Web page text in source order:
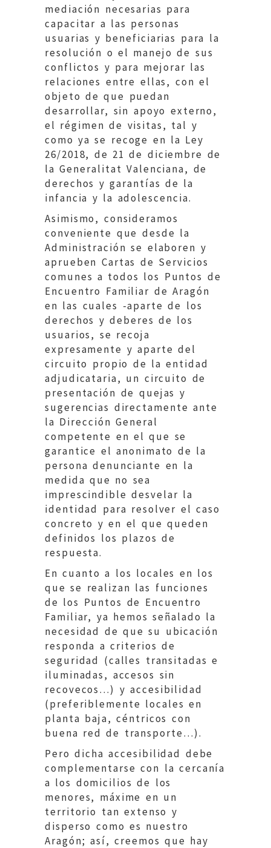
mediación necesarias para
capacitar a las personas
usuarias y beneficiarias para la
resolución o el manejo de sus
conflictos y para mejorar las
relaciones entre ellas, con el
objeto de que puedan
desarrollar, sin apoyo externo,
el régimen de visitas, tal y
como ya se recoge en la Ley
26/2018, de 21 de diciembre de
la Generalitat Valenciana, de
derechos y garantías de la
infancia y la adolescencia.
Asimismo, consideramos
conveniente que desde la
Administración se elaboren y
aprueben Cartas de Servicios
comunes a todos los Puntos de
Encuentro Familiar de Aragón
en las cuales -aparte de los
derechos y deberes de los
usuarios, se recoja
expresamente y aparte del
circuito propio de la entidad
adjudicataria, un circuito de
presentación de quejas y
sugerencias directamente ante
la Dirección General
competente en el que se
garantice el anonimato de la
persona denunciante en la
medida que no sea
imprescindible desvelar la
identidad para resolver el caso
concreto y en el que queden
definidos los plazos de
respuesta.
En cuanto a los locales en los
que se realizan las funciones
de los Puntos de Encuentro
Familiar, ya hemos señalado la
necesidad de que su ubicación
responda a criterios de
seguridad (calles transitadas e
iluminadas, accesos sin
recovecos…) y accesibilidad
(preferiblemente locales en
planta baja, céntricos con
buena red de transporte…).
Pero dicha accesibilidad debe
complementarse con la cercanía
a los domicilios de los
menores, máxime en un
territorio tan extenso y
disperso como es nuestro
Aragón; así, creemos que hay